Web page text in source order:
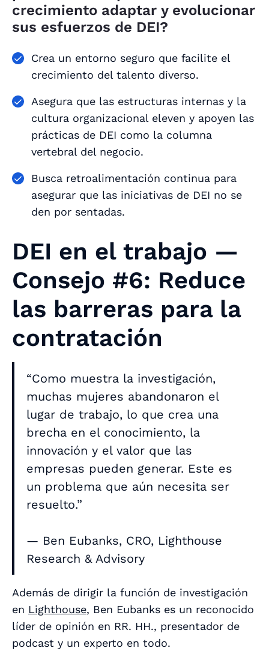
crecimiento adaptar y evolucionar
sus esfuerzos de DEI?
Crea un entorno seguro que facilite el
crecimiento del talento diverso.
Asegura que las estructuras internas y la
cultura organizacional eleven y apoyen las
prácticas de DEI como la columna
vertebral del negocio.
Busca retroalimentación continua para
asegurar que las iniciativas de DEI no se
den por sentadas.
DEI en el trabajo —
Consejo #6: Reduce
las barreras para la
contratación
“Como muestra la investigación,
muchas mujeres abandonaron el
lugar de trabajo, lo que crea una
brecha en el conocimiento, la
innovación y el valor que las
empresas pueden generar. Este es
un problema que aún necesita ser
resuelto.”
— Ben Eubanks, CRO, Lighthouse
Research & Advisory
Además de dirigir la función de investigación
en Lighthouse, Ben Eubanks es un reconocido
líder de opinión en RR. HH., presentador de
podcast y un experto en todo.